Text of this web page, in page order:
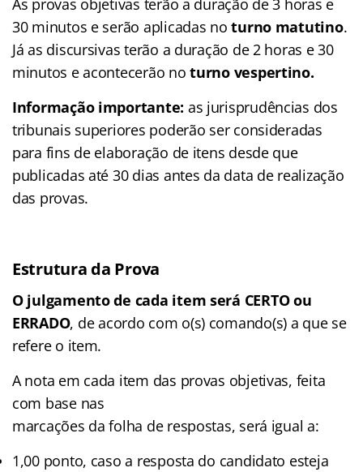
30 minutos e serão aplicadas noturno matutino.
Já as discursivas terão a duração de 2 horas e 30
minutos e acontecerão noturno vespertino.
Informação importante: as jurisprudências dos
tribunais superiores poderão ser consideradas
para fins de elaboração de itens desde que
publicadas até 30 dias antes da data de realização
das provas.
Estrutura da Prova
O julgamento de cada item será CERTO ou
ERRADO, de acordo com o(s) comando(s) a que se
refere o item.
A nota em cada item das provas objetivas, feita
com base nas
marcações da folha de respostas, será igual a:
1,00 ponto, caso a resposta do candidato esteja